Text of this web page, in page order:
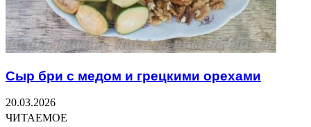
Сыр бри с медом и грецкими орехами
20.03.2026
ЧИТАЕМОЕ